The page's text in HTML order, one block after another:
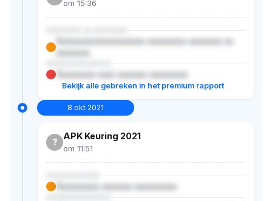
om 15:36
XXXXXX & XXXXXX
Xxxxxxxx/xxxxxxxxxxxx xxxxxxxxx xxxxxxxx xx
Xxxxxxxxx xxxx xxxxxxx xxxxxxxxx
Bekijk alle gebreken in het premium rapport
8 okt 2021
?
APK Keuring 2021
om 11:51
XXXXXXXXX
Xxxxxxxxxx xxxxxxx xxxxxxxxxx